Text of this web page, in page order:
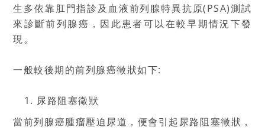
生多依靠肛門指診及血液前列腺特異抗原(PSA)測試
來診斷前列腺癌，因此患者可以在較早期情況下發
現。
一般較後期的前列腺癌徵狀如下:
尿路阻塞徵狀
當前列腺癌腫瘤壓迫尿道，便會引起尿路阻塞徵狀，